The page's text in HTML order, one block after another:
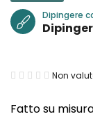
Fatto su
Dipingere
La
media
Non